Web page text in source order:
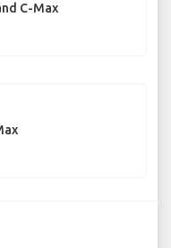
C-Max